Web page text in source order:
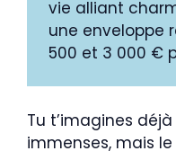
vie alliant
une enveloppe
500 et 3 000 €
Tu t’imagines
immenses, mais